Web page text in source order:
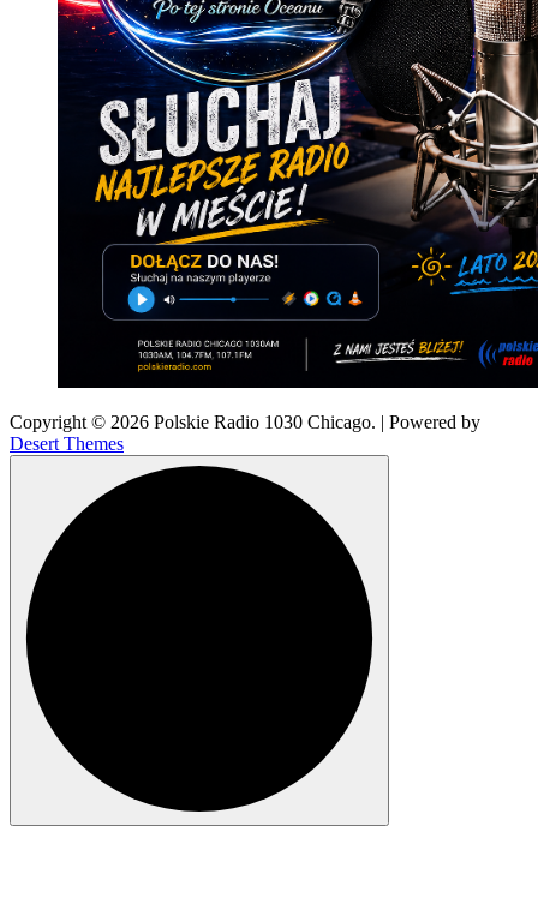
Copyright © 2026 Polskie Radio 1030 Chicago. | Powered by
Desert Themes